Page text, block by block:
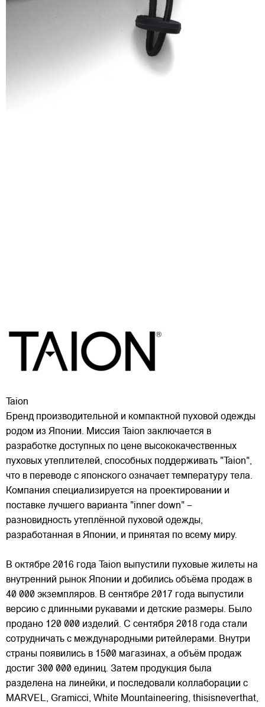
Taion
Бренд производительной и компактной пуховой одежды
родом из Японии. Миссия Taion заключается в
разработке доступных по цене высококачественных
пуховых утеплителей, способных поддерживать "Taion",
что в переводе с японского означает температуру тела.
Компания специализируется на проектировании и
поставке лучшего варианта "inner down" –
разновидность утеплённой пуховой одежды,
разработанная в Японии, и принятая по всему миру.
В октябре 2016 года Taion выпустили пуховые жилеты на
внутренний рынок Японии и добились объёма продаж в
40 000 экземпляров. В сентябре 2017 года выпустили
версию с длинными рукавами и детские размеры. Было
продано 120 000 изделий. С сентября 2018 года стали
сотрудничать с международными ритейлерами. Внутри
страны появились в 1500 магазинах, а объём продаж
достиг 300 000 единиц. Затем продукция была
разделена на линейки, и последовали коллаборации с
MARVEL, Gramicci, White Mountaineering, thisisneverthat,